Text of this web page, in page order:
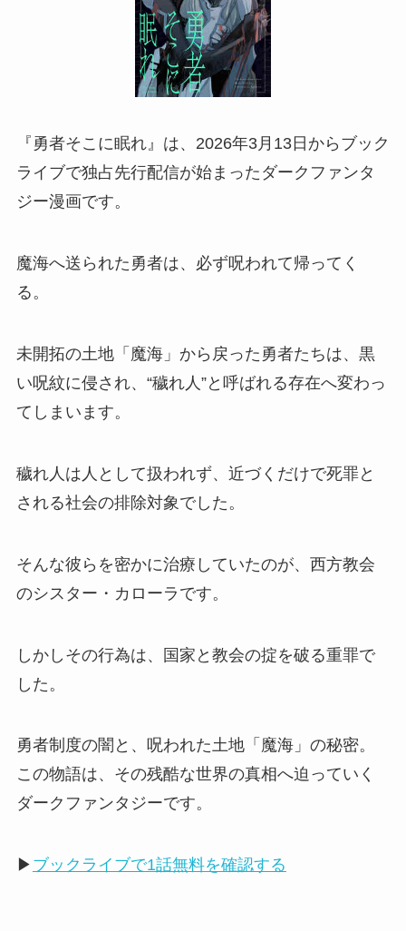
『勇者そこに眠れ』は、2026年3月13日からブック
ライブで独占先行配信が始まったダークファンタ
ジー漫画です。
魔海へ送られた勇者は、必ず呪われて帰ってく
る。
未開拓の土地「魔海」から戻った勇者たちは、黒
い呪紋に侵され、“穢れ人”と呼ばれる存在へ変わっ
てしまいます。
穢れ人は人として扱われず、近づくだけで死罪と
される社会の排除対象でした。
そんな彼らを密かに治療していたのが、西方教会
のシスター・カローラです。
しかしその行為は、国家と教会の掟を破る重罪で
した。
勇者制度の闇と、呪われた土地「魔海」の秘密。
この物語は、その残酷な世界の真相へ迫っていく
ダークファンタジーです。
▶ ブックライブで1話無料を確認する